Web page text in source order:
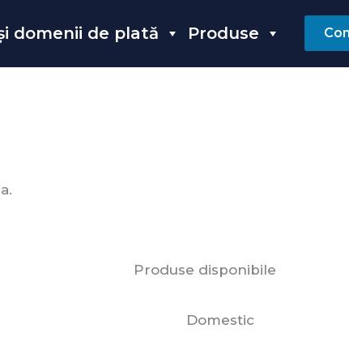
domenii de plată Produse
Produse disponibile
Domestic